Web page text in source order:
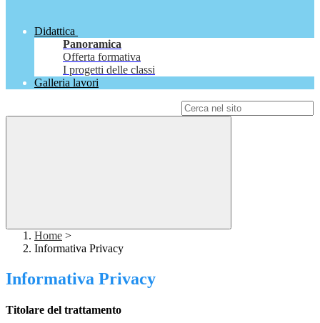
Didattica
Panoramica
Offerta formativa
I progetti delle classi
Galleria lavori
Home >
Informativa Privacy
Informativa Privacy
Titolare del trattamento